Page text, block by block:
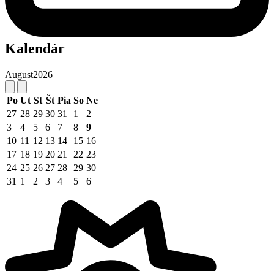
Kalendár
August2026
Po Ut St Št Pia So Ne
27 28 29 30 31 1
2
3
4 5 6 7 8
9
10 11 12 13 14 15 16
17 18 19 20 21 22 23
24 25 26 27 28 29 30
31 1 2 3 4 5 6